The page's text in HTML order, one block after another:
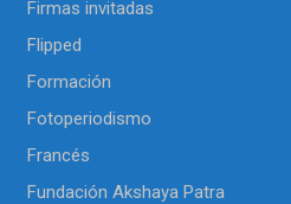
Firmas invitadas
Flipped
Formación
Fotoperiodismo
Francés
Fundación Akshaya Patra